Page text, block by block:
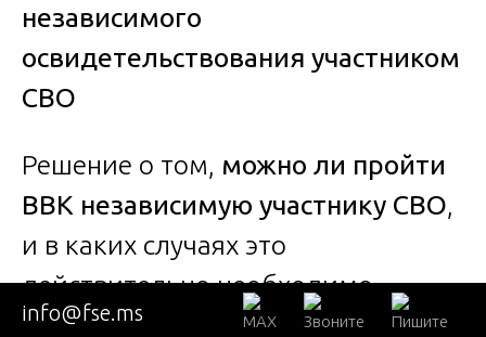
независимого
освидетельствования участником
СВО
Решение о том, можно ли пройти
ВВК независимую участнику СВО,
и в каких случаях это
действительно необходимо,
должно приниматься на основе
info@fse.ms